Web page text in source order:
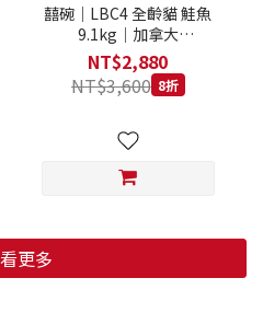
囍碗｜LBC4 全齡貓 鮭魚
9.1kg｜加拿大
Loveabowl 天然無穀糧
9.1公斤 成貓 無穀貓飼料
NT$2,880
NT$3,600 8折
更多